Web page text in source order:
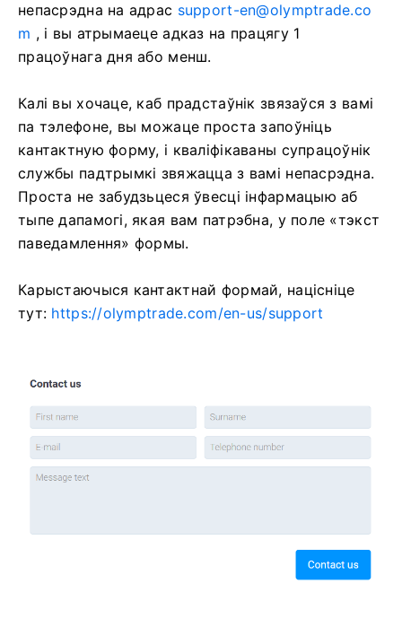
непасрэдна на адрас support-en@olymptrade.co
m , і вы атрымаеце адказ на працягу 1
працоўнага дня або менш.
Калі вы хочаце, каб прадстаўнік звязаўся з вамі
па тэлефоне, вы можаце проста запоўніць
кантактную форму, і кваліфікаваны супрацоўнік
службы падтрымкі звяжацца з вамі непасрэдна.
Проста не забудзьцеся ўвесці інфармацыю аб
тыпе дапамогі, якая вам патрэбна, у поле «тэкст
паведамлення» формы.
Карыстаючыся кантактнай формай, націсніце
тут: https://olymptrade.com/en-us/support